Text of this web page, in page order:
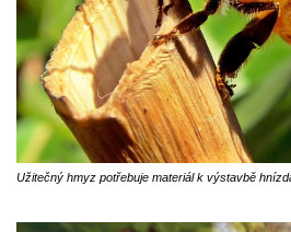
Užitečný hmyz potřebuje materiál k výstavbě